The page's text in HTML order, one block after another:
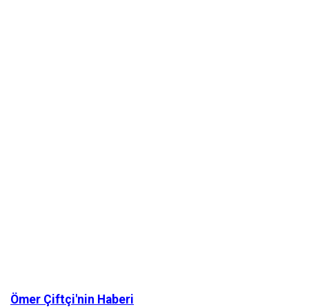
Ömer Çiftçi'nin Haberi